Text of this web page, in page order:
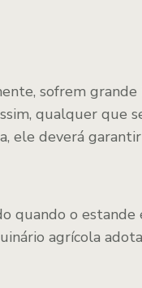
sofrem grande
qualquer que
ele deverá
quando o estande
agrícola